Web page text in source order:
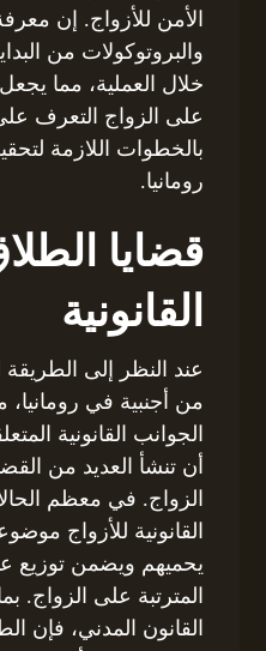
الأمن للأزواج. إن
والبروتوكولات من
خلال العملية، مما
على الزواج التعرف
بالخطوات اللازمة
رومانيا.
قضايا
القانونية
عند النظر إلى الطريقة
من أجنبية في
الجوانب القانونية
أن تنشأ العديد من
الزواج. في معظم
القانونية للأزواج
يحميهم ويضمن توزيع
المترتبة على الزواج.
القانون المدني، فإن